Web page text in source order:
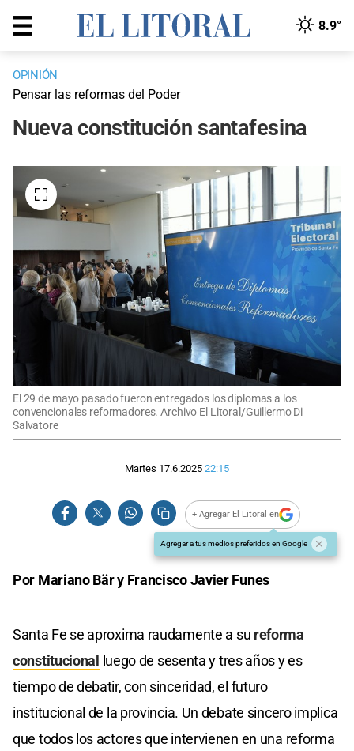
8.9°
OPINIÓN
Pensar las reformas del Poder
Nueva constitución santafesina
El 29 de mayo pasado fueron entregados los diplomas a los
convencionales reformadores. Archivo El Litoral/Guillermo Di
Salvatore
Martes 17.6.2025 22:15
+ Agregar El Litoral en
Agregar a tus medios preferidos en Google
Por Mariano Bär y Francisco Javier Funes
Santa Fe se aproxima raudamente a su reforma
constitucional luego de sesenta y tres años y es
tiempo de debatir, con sinceridad, el futuro
institucional de la provincia. Un debate sincero implica
que todos los actores que intervienen en una reforma